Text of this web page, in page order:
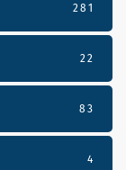
281
22
83
4